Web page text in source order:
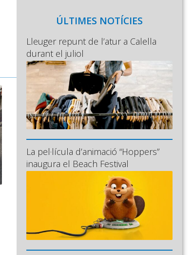
ÚLTIMES NOTÍCIES
Lleuger repunt de l’atur a Calella
durant el juliol
La pel·lícula d’animació “Hoppers”
inaugura el Beach Festival